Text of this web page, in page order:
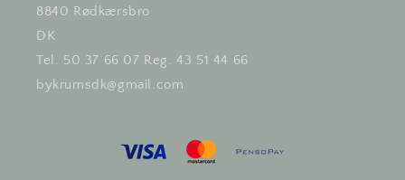
8840 Rødkærsbro
DK
Tel. 50 37 66 07 Reg. 43 51 44 66
bykrumsdk@gmail.com